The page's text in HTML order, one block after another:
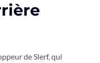
de Slerf, qui